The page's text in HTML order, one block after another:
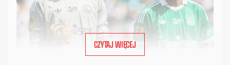
CZYTAJ WIĘCEJ